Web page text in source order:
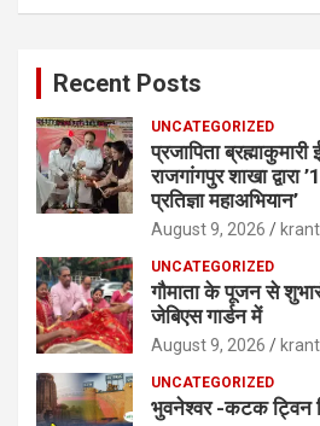
Recent Posts
UNCATEGORIZED
प्रजापिता ब्रह्माकुमारी
राजगांगपुर शाखा
प्रतिज्ञा महाअभियान’
August 9, 2026
UNCATEGORIZED
गौमाता के पूजन से
जेबिएस गार्डन में
August 9, 2026
UNCATEGORIZED
भुवनेश्वर -कटक ट्विन